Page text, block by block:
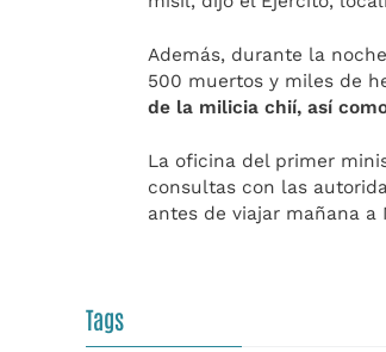
Además, durante la
500 muertos y miles de
de la milicia chií, así
La oficina del primer
consultas con las
antes de viajar mañana a
Tags